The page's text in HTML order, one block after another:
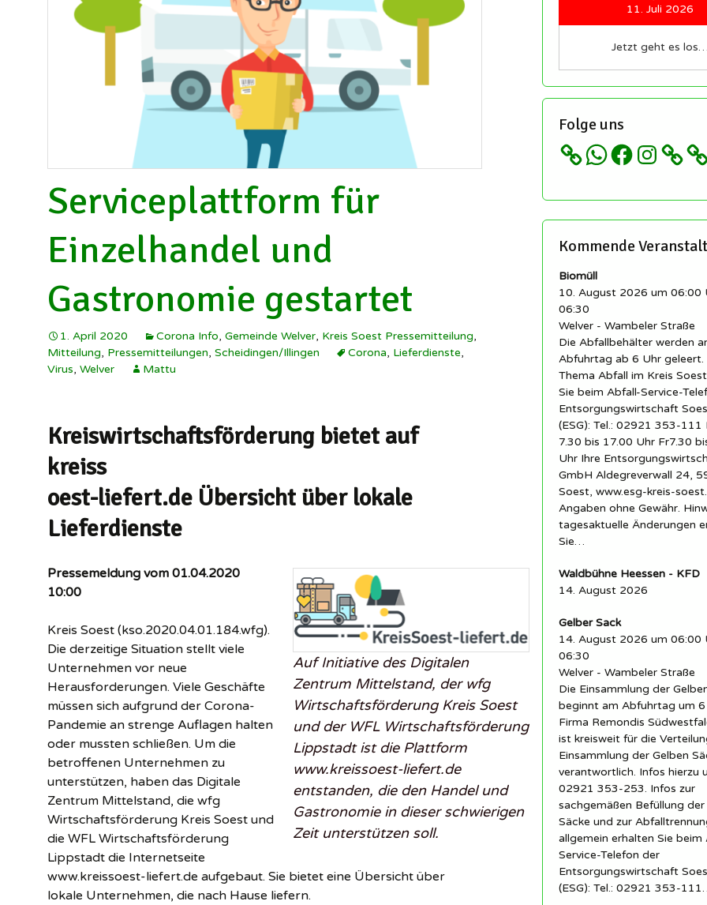
Schützenverein
Illingen ▸
Soldatenkameradschaft
Scheidingen/Illingen
SuS Scheidingen ▸
Wetter
history.scheidingen
Scheidingen auf
herzlich willkommen!
Regeln für unsere
Gruppen
Impressum
Datenschutz etc…
Serviceplattform für
Einzelhandel und
Gastronomie gestartet
1. April 2020 Corona Info, Gemeinde Welver, Kreis Soest Pressemitteilung,
Mitteilung, Pressemitteilungen, Scheidingen/Illingen Corona, Lieferdienste,
Virus, Welver Mattu
Kreiswirtschaftsförderung bietet auf
kreiss
oest-liefert.de Übersicht über lokale
Lieferdienste
Auf Initiative des Digitalen
Zentrum Mittelstand, der wfg
Wirtschaftsförderung Kreis Soest
und der WFL Wirtschaftsförderung
Lippstadt ist die Plattform
www.kreissoest-liefert.de
entstanden, die den Handel und
Gastronomie in dieser schwierigen
Zeit unterstützen soll.
Pressemeldung vom 01.04.2020
10:00
Kreis Soest (kso.2020.04.01.184.wfg).
Die derzeitige Situation stellt viele
Unternehmen vor neue
Herausforderungen. Viele Geschäfte
müssen sich aufgrund der Corona-
Pandemie an strenge Auflagen halten
oder mussten schließen. Um die
betroffenen Unternehmen zu
unterstützen, haben das Digitale
Zentrum Mittelstand, die wfg
Wirtschaftsförderung Kreis Soest und
die WFL Wirtschaftsförderung
Lippstadt die Internetseite
www.kreissoest-liefert.de aufgebaut. Sie bietet eine Übersicht über
lokale Unternehmen, die nach Hause liefern.
11. Juli 2026
Jetzt geht es los…
Folge uns
WhatsApp
FacebookInstagram
Kommende
Biomüll
10. August 2026 um 06:00
06:30
Welver - Wambeler Straße
Die Abfallbehälter werden
Abfuhrtag ab 6 Uhr geleert.
Thema Abfall im Kreis
Sie beim Abfall-Service-
Entsorgungswirtschaft
(ESG): Tel.: 02921 353-
7.30 bis 17.00 Uhr Fr7.30
Uhr Ihre
GmbH Aldegreverwall 24,
Soest, www.esg-kreis-
Angaben ohne Gewähr.
tagesaktuelle Änderungen
Sie…
Waldbühne Heessen - KFD
14. August 2026
Gelber Sack
14. August 2026 um 06:00
06:30
Welver - Wambeler Straße
Die Einsammlung der
beginnt am Abfuhrtag um 6
Firma Remondis
ist kreisweit für die
Einsammlung der Gelben
verantwortlich. Infos hierzu
02921 353-253. Infos zur
sachgemäßen Befüllung der
Säcke und zur
allgemein erhalten Sie beim
Service-Telefon der
Entsorgungswirtschaft
(ESG): Tel.: 02921 353-